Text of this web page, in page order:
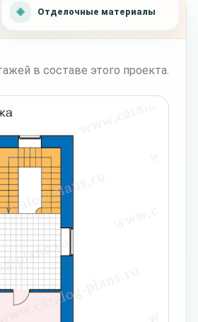
Отделочные материалы
в составе этого проекта.